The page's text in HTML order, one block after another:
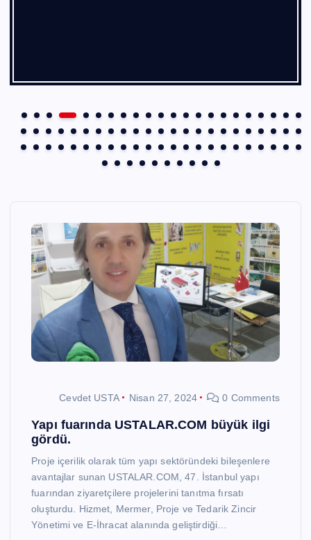
Cevdet USTA Nisan 27, 2024 0 Comments
Yapı fuarında USTALAR.COM büyük ilgi
gördü.
Proje içerilik olarak tüm yapı sektöründeki bileşenlere
avantajlar sunan USTALAR.COM, 47. İstanbul yapı
fuarından ziyaretçilere projelerini tanıtma fırsatı
oluşturdu. Hizmet, Mermer, Proje ve Tedarik Zincir
Yönetimi ve E-İhracat alanında geliştirdiği…